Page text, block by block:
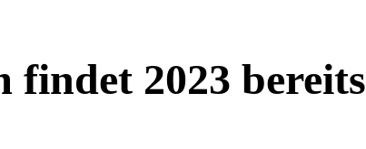
findet 2023